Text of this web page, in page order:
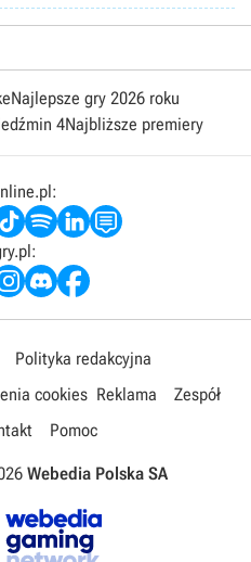
Najlepsze gry 2026 roku
4Najbliższe premiery
Polityka redakcyjna
cookies Reklama
Zespół
Pomoc
Webedia Polska SA